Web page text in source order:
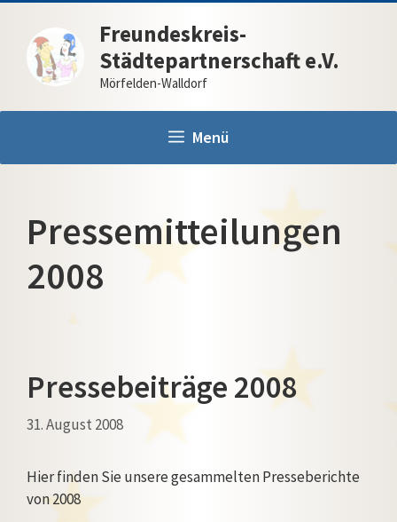
Inhalt
springen
Freundeskreis-
Städtepartnerschaft e.V.
Mörfelden-Walldorf
Menü
Pressemitteilungen
2008
Pressebeiträge 2008
31. August 2008
Hier finden Sie unsere gesammelten Presseberichte
von 2008